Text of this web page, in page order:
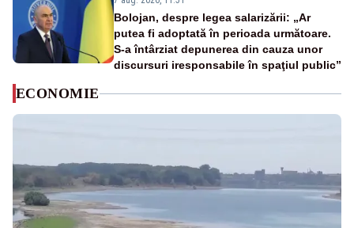
Bolojan, despre legea salarizării: „Ar
putea fi adoptată în perioada următoare.
S-a întârziat depunerea din cauza unor
discursuri iresponsabile în spaţiul public”
ECONOMIE